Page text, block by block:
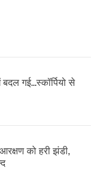
गई…स्कॉर्पियो से
को हरी झंडी,